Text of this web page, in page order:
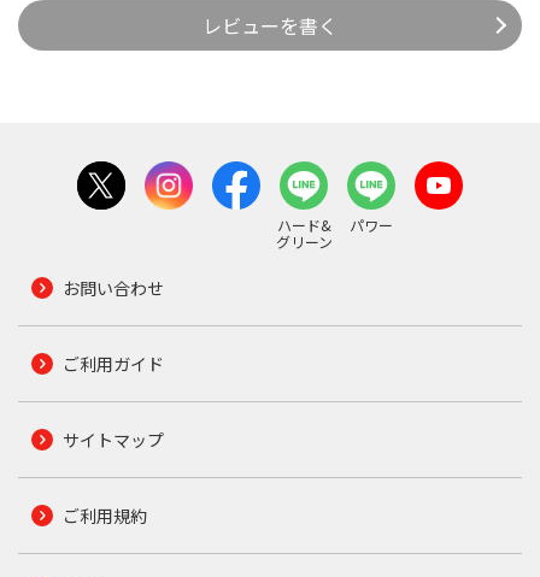
レビューを書く
ハード&
グリーン
パワー
お問い合わせ
ご利用ガイド
サイトマップ
ご利用規約